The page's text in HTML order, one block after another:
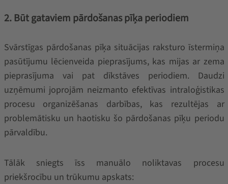
2. Būt gataviem pārdošanas pīķa periodiem
Svārstīgas pārdošanas pīķa situācijas raksturo īstermiņa
pasūtījumu lēcienveida pieprasījums, kas mijas ar zema
pieprasījuma vai pat dīkstāves periodiem. Daudzi
uzņēmumi joprojām neizmanto efektīvas intraloģistikas
procesu organizēšanas darbības, kas rezultējas ar
problemātisku un haotisku šo pārdošanas pīķu periodu
pārvaldību.
Tālāk sniegts īss manuālo noliktavas procesu
priekšrocību un trūkumu apskats: